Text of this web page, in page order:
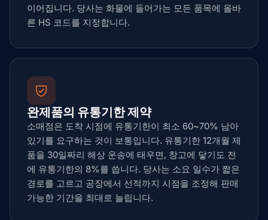
이어집니다. 당사는 화물에 들어가는 모든 품목에 올바
른 HS 코드를 지정합니다.
완제품의 유통기한 제약
소매점은 도착 시점에 유통기한이 최소 60~70% 남아
있기를 요구하는 것이 보통입니다. 유통기한 12개월 제
품을 30일짜리 해상 운송에 태우면, 창고에 닿기도 전
에 유통기한의 8%를 씁니다. 당사는 소요 일수가 짧은
경로를 고르고 공장에서 선적까지 시점을 조정해 판매
가능한 기간을 최대로 늘립니다.